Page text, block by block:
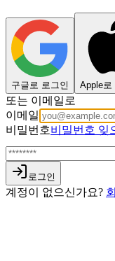
구글로 로그인 Apple로
또는 이메일로
이메일
비밀번호비밀번호 잊
로그인
계정이 없으신가요?